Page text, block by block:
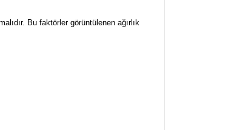
Bu faktörler görüntülenen ağırlık